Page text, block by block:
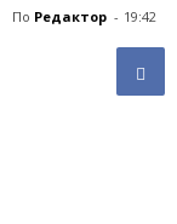
По Редактор - 19:42